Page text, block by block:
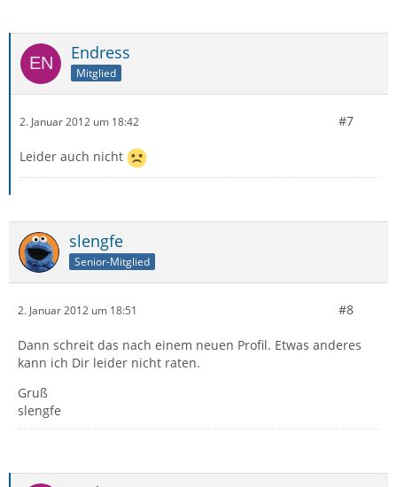
Endress
Mitglied
2. Januar 2012 um 18:42 #7
Leider auch nicht
slengfe
Senior-Mitglied
2. Januar 2012 um 18:51 #8
Dann schreit das nach einem neuen Profil. Etwas anderes
kann ich Dir leider nicht raten.
Gruß
slengfe